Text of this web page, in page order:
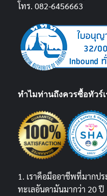
โทร. 082-6456663
ทำไมท่านถึงควรซื้อทัวร์เ
1. เราคือมืออาชีพที่มากป
ทะเลอันดามันมากว่า 20 ปี